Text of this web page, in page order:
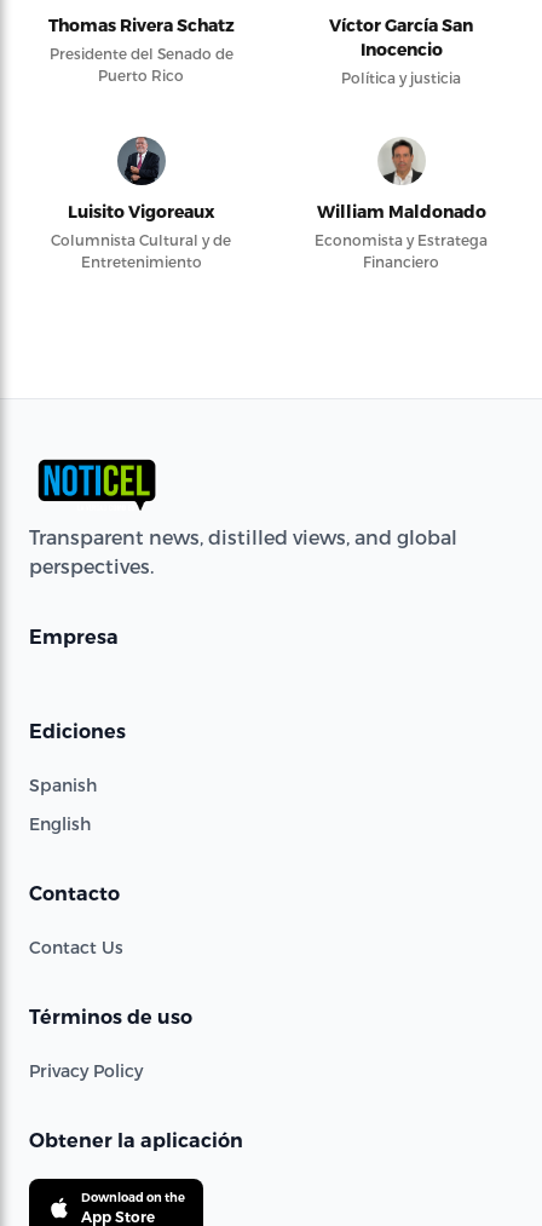
Thomas Rivera Schatz
Presidente del Senado de
Puerto Rico
Víctor García San
Inocencio
Política y justicia
Luisito Vigoreaux
Columnista Cultural y de
Entretenimiento
William Maldonado
Economista y Estratega
Financiero
Transparent news, distilled views, and global
perspectives.
Empresa
Ediciones
Spanish
English
Contacto
Contact Us
Términos de uso
Privacy Policy
Obtener la aplicación
Download on the
App Store